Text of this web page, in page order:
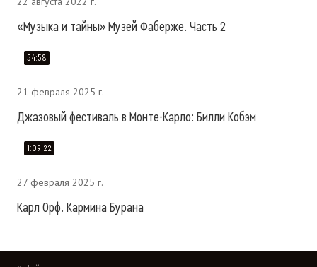
«Музыка и тайны» Музей Фаберже. Часть 2
54:58
21 февраля 2025 г.
Джазовый фестиваль в Монте-Карло: Билли Кобэм
1:09:22
27 февраля 2025 г.
Карл Орф. Кармина Бурана